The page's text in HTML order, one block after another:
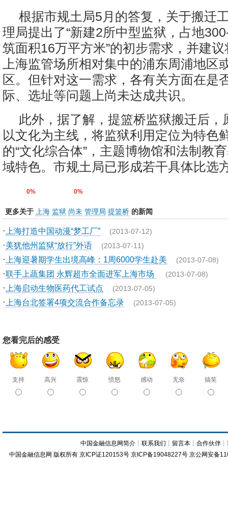
根据市规土局5月的答复，关于搬迁
理局提出了“新建2所中型监狱，占地
筑面积16万平方米”的初步需求，并建
上海监管场所相对集中的浦东周浦地区
区。但针对这一需求，各有关方面在是
际、选址等问题上尚未达成共识。
此外，据了解，提篮桥监狱搬迁后，
以文化为主线，将监狱利用定位为特色
的“文化综合体”，主题博物馆和法制教
域特色。市规土局已形成若干具体比选
0% 0%
更多关于 上海 监狱 尚未 管理局 提篮桥 的新闻
· 上海打造中国动漫“梦工厂” (2013-07-12)
·美犹他州监狱“放行”外语 (2013-07-11)
· 上海迎暑期学生出境高峰：1周6000学生赴美 (2013-07-08)
·联手上蔬集团 永辉超市全面进军上海市场 (2013-07-08)
· 上海启动生物医药代工试点 (2013-07-05)
· 上海台北签署4项交流合作备忘录 (2013-07-05)
您看完后的感受
支持 高兴 震惊 愤怒 感动 无奈 搞笑
中国金融信息网简介 ┊联系我们 ┊ 留言本 ┊合作伙伴 ┊
中国金融信息网 版权所有 京ICP证120153号 京ICP备19048227号 京公网安备